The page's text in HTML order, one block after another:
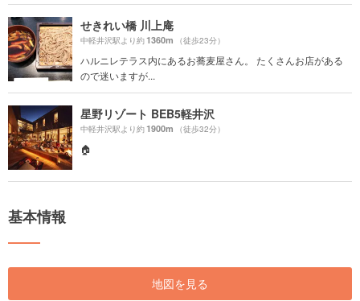
せきれい橋 川上庵
中軽井沢駅より約1360m （徒歩23分）
ハルニレテラス内にあるお蕎麦屋さん。 たくさんお店がある
ので迷いますが...
星野リゾート BEB5軽井沢
中軽井沢駅より約1900m （徒歩32分）
🏠
基本情報
地図を見る